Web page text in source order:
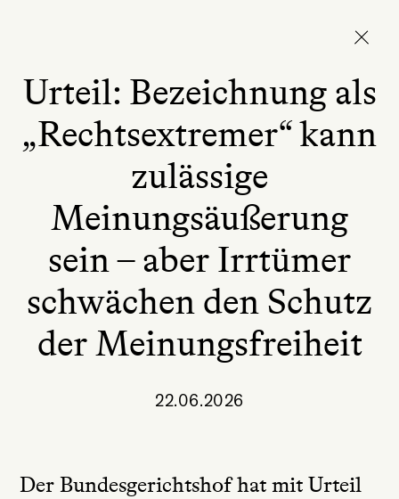
Urteil: Bezeichnung als
„Rechtsextremer“ kann
zulässige
Meinungsäußerung
sein – aber Irrtümer
schwächen den Schutz
der Meinungsfreiheit
22.06.2026
Der Bundesgerichtshof hat mit Urteil